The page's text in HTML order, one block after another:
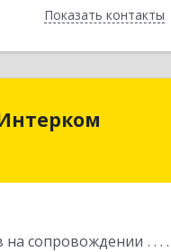
Показать контакты
Назад
на сопровождении